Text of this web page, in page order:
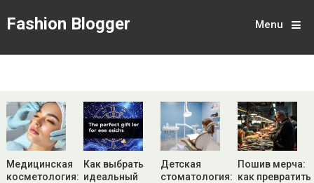
Fashion Blogger Menu
Медицинская
косметология:
Как выбрать
идеальный
Детская
стоматология:
Пошив мерча:
как превратить